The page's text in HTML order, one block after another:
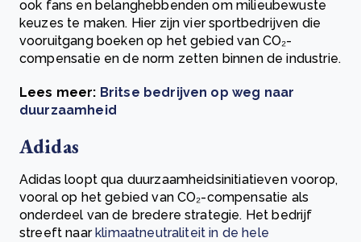
ook fans en belanghebbenden om milieubewuste
keuzes te maken. Hier zijn vier sportbedrijven die
vooruitgang boeken op het gebied van CO₂-
compensatie en de norm zetten binnen de industrie.
Lees meer: Britse bedrijven op weg naar
duurzaamheid
Adidas
Adidas loopt qua duurzaamheidsinitiatieven voorop,
vooral op het gebied van CO₂-compensatie als
onderdeel van de bredere strategie. Het bedrijf
streeft naar klimaatneutraliteit in de hele